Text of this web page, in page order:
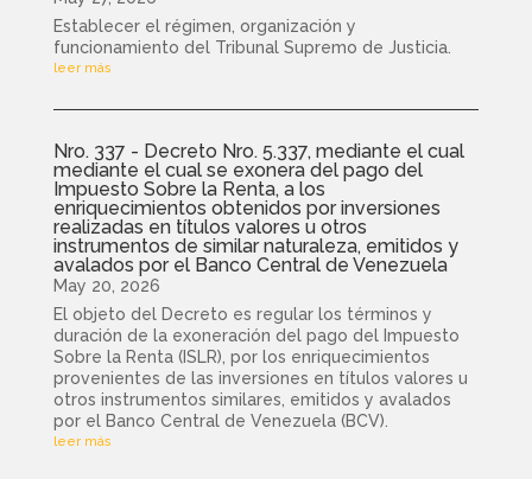
Establecer el régimen, organización y
funcionamiento del Tribunal Supremo de Justicia.
leer más
Nro. 337 - Decreto Nro. 5.337, mediante el cual
mediante el cual se exonera del pago del
Impuesto Sobre la Renta, a los
enriquecimientos obtenidos por inversiones
realizadas en títulos valores u otros
instrumentos de similar naturaleza, emitidos y
avalados por el Banco Central de Venezuela
May 20, 2026
El objeto del Decreto es regular los términos y
duración de la exoneración del pago del Impuesto
Sobre la Renta (ISLR), por los enriquecimientos
provenientes de las inversiones en títulos valores u
otros instrumentos similares, emitidos y avalados
por el Banco Central de Venezuela (BCV).
leer más